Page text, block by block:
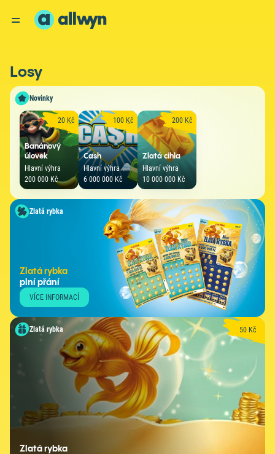
Losy
Novinky
20 Kč
Banánový
úlovek
Hlavní výhra
200 000 Kč
100 Kč
Cash
Hlavní výhra
6 000 000 Kč
200 Kč
Zlatá cihla
Hlavní výhra
10 000 000 Kč
Zlatá rybka
Zlatá rybka
plní přání
VÍCE INFORMACÍ
Zlatá rybka 50 Kč
Zlatá rybka